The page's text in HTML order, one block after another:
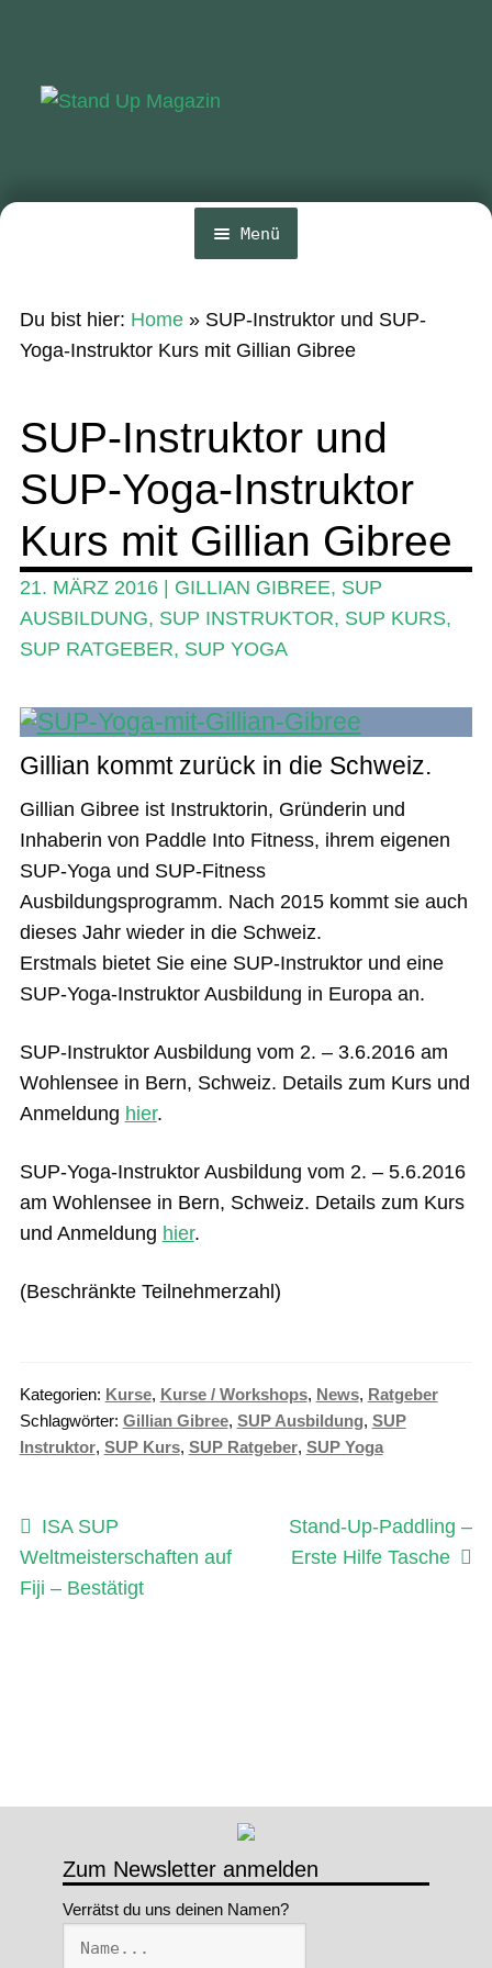
Menü
SUP-Events
Ratgeber
Stand Up Magazin TV
SPOT FINDER
Mein Konto
Zum Newsletter anmelden
Verrätst du uns deinen Namen?
Du bist hier: Home» SUP-Instruktor und SUP-
Yoga-Instruktor Kurs mit Gillian Gibree
SUP-Instruktor und
SUP-Yoga-Instruktor
Kurs mit Gillian Gibree
21. MÄRZ 2016| GILLIAN GIBREE, SUP
AUSBILDUNG, SUP INSTRUKTOR, SUP KURS,
SUP RATGEBER, SUP YOGA
Gillian kommt zurück in die Schweiz.
Gillian Gibree ist Instruktorin, Gründerin und
Inhaberin von Paddle Into Fitness, ihrem eigenen
SUP-Yoga und SUP-Fitness
Ausbildungsprogramm. Nach 2015 kommt sie auch
dieses Jahr wieder in die Schweiz.
Erstmals bietet Sie eine SUP-Instruktor und eine
SUP-Yoga-Instruktor Ausbildung in Europa an.
SUP-Instruktor Ausbildung vom 2. – 3.6.2016 am
Wohlensee in Bern, Schweiz. Details zum Kurs und
Anmeldung hier.
SUP-Yoga-Instruktor Ausbildung vom 2. – 5.6.2016
am Wohlensee in Bern, Schweiz. Details zum Kurs
und Anmeldung hier.
(Beschränkte Teilnehmerzahl)
Kategorien: Kurse, Kurse / Workshops, News, Ratgeber
Schlagwörter: Gillian Gibree, SUP Ausbildung, SUP
Instruktor, SUP Kurs, SUP Ratgeber, SUP Yoga
Beitragsnavigation
Vorheriger
Beitrag:
ISA SUP
Weltmeisterschaften auf
Fiji – Bestätigt
Nächster
Beitrag:
Stand-Up-Paddling –
Erste Hilfe Tasche